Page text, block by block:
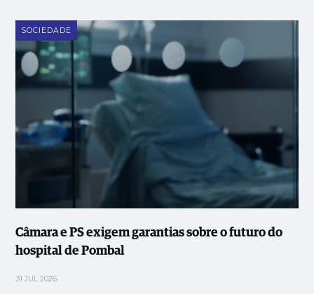
SOCIEDADE
Câmara e PS exigem garantias sobre o futuro do
hospital de Pombal
31 JUL 2026